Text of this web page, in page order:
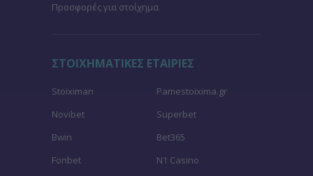
Προσφορές για στοίχημα
ΣΤΟΙΧΗΜΑΤΙΚΕΣ ΕΤΑΙΡΙΕΣ
Stoiximan
Pamestoixima.gr
Novibet
Superbet
Bwin
Bet365
Fonbet
N1 Casino